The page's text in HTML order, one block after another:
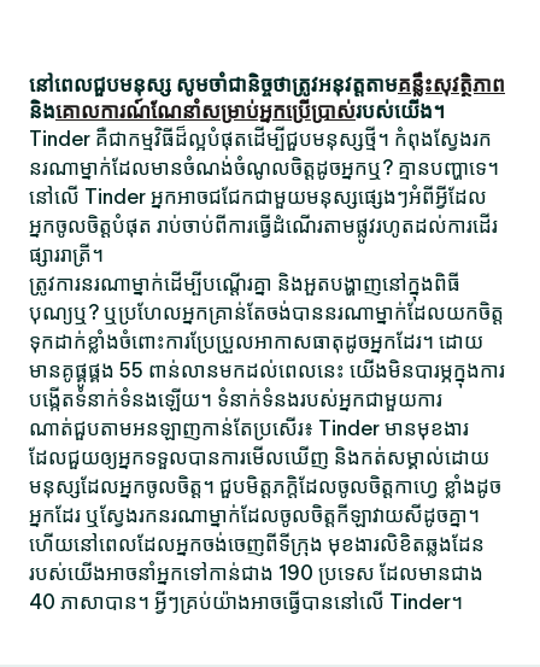
នៅពេលជួបមនុស្ស សូមចាំជានិច្ចថាត្រូវអនុវត្តតាមគន្លឹះសុវត្ថិភាព
និងគោលការណ៍ណែនាំសម្រាប់អ្នកប្រើប្រាស់របស់យើង។
Tinder គឺជាកម្មវិធីដ៏ល្អបំផុតដើម្បីជួបមនុស្សថ្មី។ កំពុងស្វែងរក
នរណាម្នាក់ដែលមានចំណង់ចំណូលចិត្តដូចអ្នកឬ? គ្មានបញ្ហាទេ។
នៅលើ Tinder អ្នកអាចជជែកជាមួយមនុស្សផ្សេងៗអំពីអ្វីដែល
អ្នកចូលចិត្តបំផុត រាប់ចាប់ពីការធ្វើដំណើរតាមផ្លូវរហូតដល់ការដើរ
ផ្សាររាត្រី។
ត្រូវការនរណាម្នាក់ដើម្បីបណ្តើរគ្នា និងអួតបង្ហាញនៅក្នុងពិធី
បុណ្យឬ? ឬប្រហែលអ្នកគ្រាន់តែចង់បាននរណាម្នាក់ដែលយកចិត្ត
ទុកដាក់ខ្លាំងចំពោះការប្រែប្រួលអាកាសធាតុដូចអ្នកដែរ។ ដោយ
មានគូផ្គូផ្គង 55 ពាន់លានមកដល់ពេលនេះ យើងមិនបារម្ភក្នុងការ
បង្កើតទំនាក់ទំនងឡើយ។ ទំនាក់ទំនងរបស់អ្នកជាមួយការ
ណាត់ជួបតាមអនឡាញកាន់តែប្រសើរ៖ Tinder មានមុខងារ
ដែលជួយឲ្យអ្នកទទួលបានការមើលឃើញ និងកត់សម្គាល់ដោយ
មនុស្សដែលអ្នកចូលចិត្ត។ ជួបមិត្តភក្តិដែលចូលចិត្តកាហ្វេ ខ្លាំងដូច
អ្នកដែរ ឬស្វែងរកនរណាម្នាក់ដែលចូលចិត្តកីឡាវាយសីដូចគ្នា។
ហើយនៅពេលដែលអ្នកចង់ចេញពីទីក្រុង មុខងារលិខិតឆ្លងដែន
របស់យើងអាចនាំអ្នកទៅកាន់ជាង 190 ប្រទេស ដែលមានជាង
40 ភាសាបាន។ អ្វីៗគ្រប់យ៉ាងអាចធ្វើបាននៅលើ Tinder។